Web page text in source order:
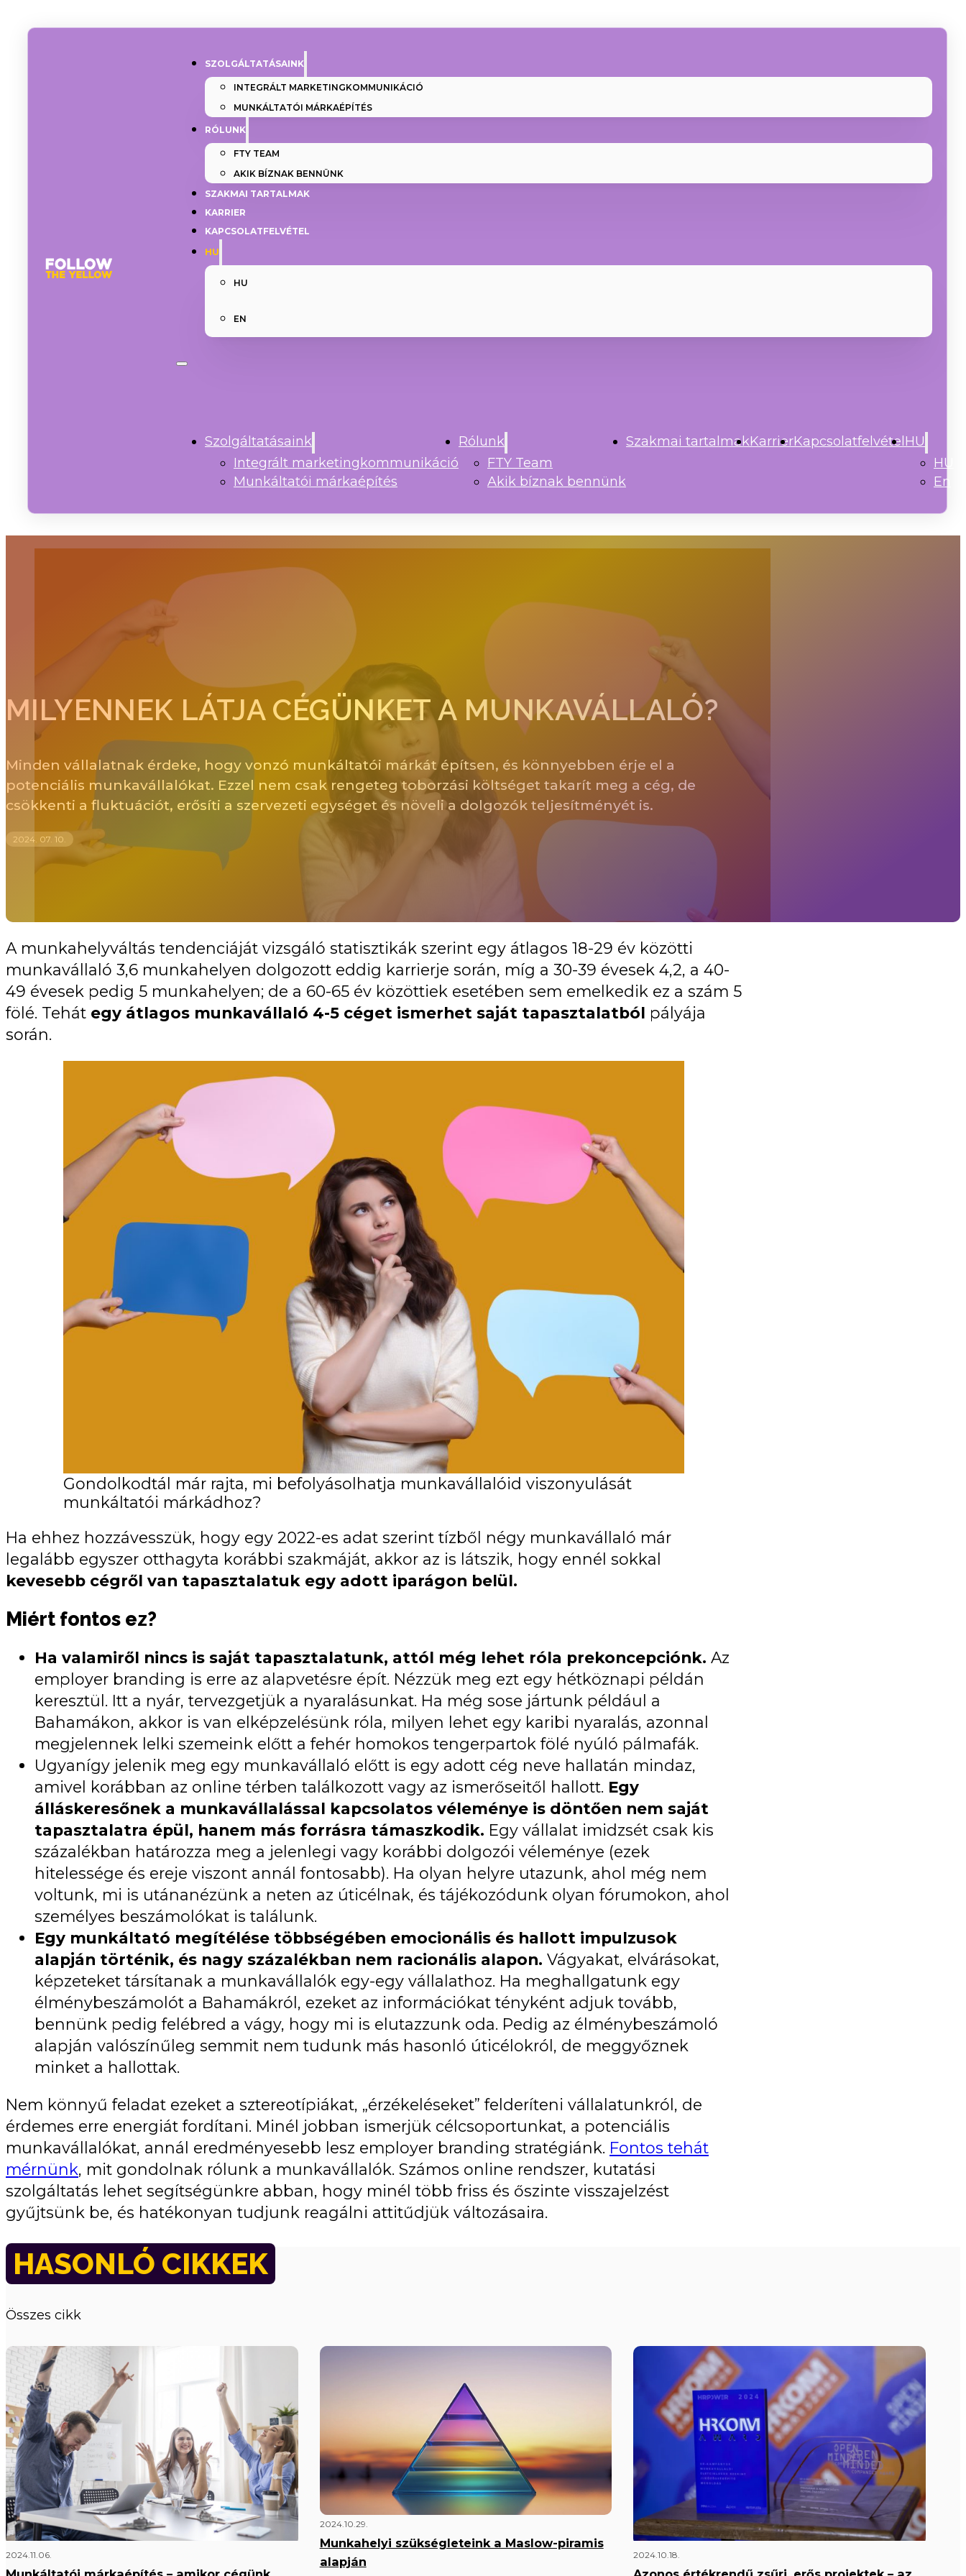
SZOLGÁLTATÁSAINK
INTEGRÁLT MARKETINGKOMMUNIKÁCIÓ
MUNKÁLTATÓI MÁRKAÉPÍTÉS
RÓLUNK
FTY TEAM
AKIK BÍZNAK BENNÜNK
SZAKMAI TARTALMAK
KARRIER
KAPCSOLATFELVÉTEL
HU
HU
EN
Szolgáltatásaink
Integrált marketingkommunikáció
Munkáltatói márkaépítés
Rólunk
FTY Team
Akik bíznak bennünk
Szakmai tartalmakKarrierKapcsolatfelvételHU
HU
En
MILYENNEK LÁTJA CÉGÜNKET A MUNKAVÁLLALÓ?
Minden vállalatnak érdeke, hogy vonzó munkáltatói márkát építsen, és könnyebben érje el a
potenciális munkavállalókat. Ezzel nem csak rengeteg toborzási költséget takarít meg a cég, de
csökkenti a fluktuációt, erősíti a szervezeti egységet és növeli a dolgozók teljesítményét is.
2024. 07. 10.
A munkahelyváltás tendenciáját vizsgáló statisztikák szerint egy átlagos 18-29 év közötti
munkavállaló 3,6 munkahelyen dolgozott eddig karrierje során, míg a 30-39 évesek 4,2, a 40-
49 évesek pedig 5 munkahelyen; de a 60-65 év közöttiek esetében sem emelkedik ez a szám 5
fölé. Tehát egy átlagos munkavállaló 4-5 céget ismerhet saját tapasztalatból pályája
során.
Gondolkodtál már rajta, mi befolyásolhatja munkavállalóid viszonyulását
munkáltatói márkádhoz?
Ha ehhez hozzávesszük, hogy egy 2022-es adat szerint tízből négy munkavállaló már
legalább egyszer otthagyta korábbi szakmáját, akkor az is látszik, hogy ennél sokkal
kevesebb cégről van tapasztalatuk egy adott iparágon belül.
Miért fontos ez?
Ha valamiről nincs is saját tapasztalatunk, attól még lehet róla prekoncepciónk. Az
employer branding is erre az alapvetésre épít. Nézzük meg ezt egy hétköznapi példán
keresztül. Itt a nyár, tervezgetjük a nyaralásunkat. Ha még sose jártunk például a
Bahamákon, akkor is van elképzelésünk róla, milyen lehet egy karibi nyaralás, azonnal
megjelennek lelki szemeink előtt a fehér homokos tengerpartok fölé nyúló pálmafák.
Ugyanígy jelenik meg egy munkavállaló előtt is egy adott cég neve hallatán mindaz,
amivel korábban az online térben találkozott vagy az ismerőseitől hallott. Egy
álláskeresőnek a munkavállalással kapcsolatos véleménye is döntően nem saját
tapasztalatra épül, hanem más forrásra támaszkodik. Egy vállalat imidzsét csak kis
százalékban határozza meg a jelenlegi vagy korábbi dolgozói véleménye (ezek
hitelessége és ereje viszont annál fontosabb). Ha olyan helyre utazunk, ahol még nem
voltunk, mi is utánanézünk a neten az úticélnak, és tájékozódunk olyan fórumokon, ahol
személyes beszámolókat is találunk.
Egy munkáltató megítélése többségében emocionális és hallott impulzusok
alapján történik, és nagy százalékban nem racionális alapon. Vágyakat, elvárásokat,
képzeteket társítanak a munkavállalók egy-egy vállalathoz. Ha meghallgatunk egy
élménybeszámolót a Bahamákról, ezeket az információkat tényként adjuk tovább,
bennünk pedig felébred a vágy, hogy mi is elutazzunk oda. Pedig az élménybeszámoló
alapján valószínűleg semmit nem tudunk más hasonló úticélokról, de meggyőznek
minket a hallottak.
Nem könnyű feladat ezeket a sztereotípiákat, „érzékeléseket” felderíteni vállalatunkról, de
érdemes erre energiát fordítani. Minél jobban ismerjük célcsoportunkat, a potenciális
munkavállalókat, annál eredményesebb lesz employer branding stratégiánk. Fontos tehát
mérnünk, mit gondolnak rólunk a munkavállalók. Számos online rendszer, kutatási
szolgáltatás lehet segítségünkre abban, hogy minél több friss és őszinte visszajelzést
gyűjtsünk be, és hatékonyan tudjunk reagálni attitűdjük változásaira.
HASONLÓ CIKKEK
Összes cikk
2024.11.06.
2024.10.29.
Munkahelyi szükségleteink a Maslow-piramis
alapján
2024.10.18.